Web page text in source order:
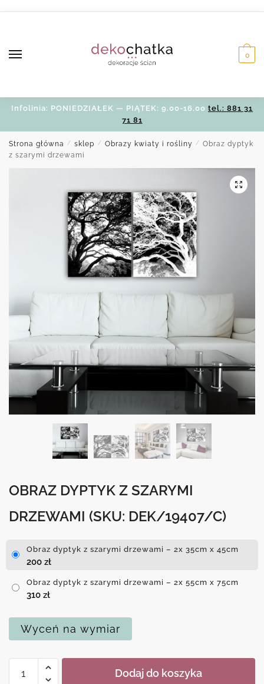
0
Infolinia: PONIEDZIAŁEK — PIĄTEK: 9.00-16.00 tel.: 881 31
71 81
Strona główna / sklep / Obrazy kwiaty i rośliny / Obraz dyptyk
z szarymi drzewami
OBRAZ DYPTYK Z SZARYMI
DRZEWAMI (SKU: DEK/19407/C)
Obraz dyptyk z szarymi drzewami – 2x 35cm x 45cm
200 zł
Obraz dyptyk z szarymi drzewami – 2x 55cm x 75cm
310 zł
Wyceń na wymiar
Obraz
Dodaj do koszyka